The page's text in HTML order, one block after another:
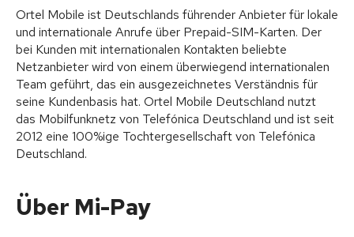
Ortel Mobile ist Deutschlands führender Anbieter für lokale
und internationale Anrufe über Prepaid-SIM-Karten. Der
bei Kunden mit internationalen Kontakten beliebte
Netzanbieter wird von einem überwiegend internationalen
Team geführt, das ein ausgezeichnetes Verständnis für
seine Kundenbasis hat. Ortel Mobile Deutschland nutzt
das Mobilfunknetz von Telefónica Deutschland und ist seit
2012 eine 100%ige Tochtergesellschaft von Telefónica
Deutschland.
Über Mi-Pay